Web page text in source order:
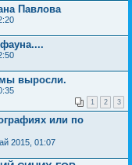
Павлова
выросли.
1 2 3
или по
2015, 01:07